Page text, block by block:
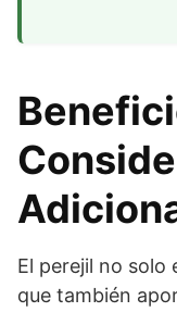
El perejil no solo
que también